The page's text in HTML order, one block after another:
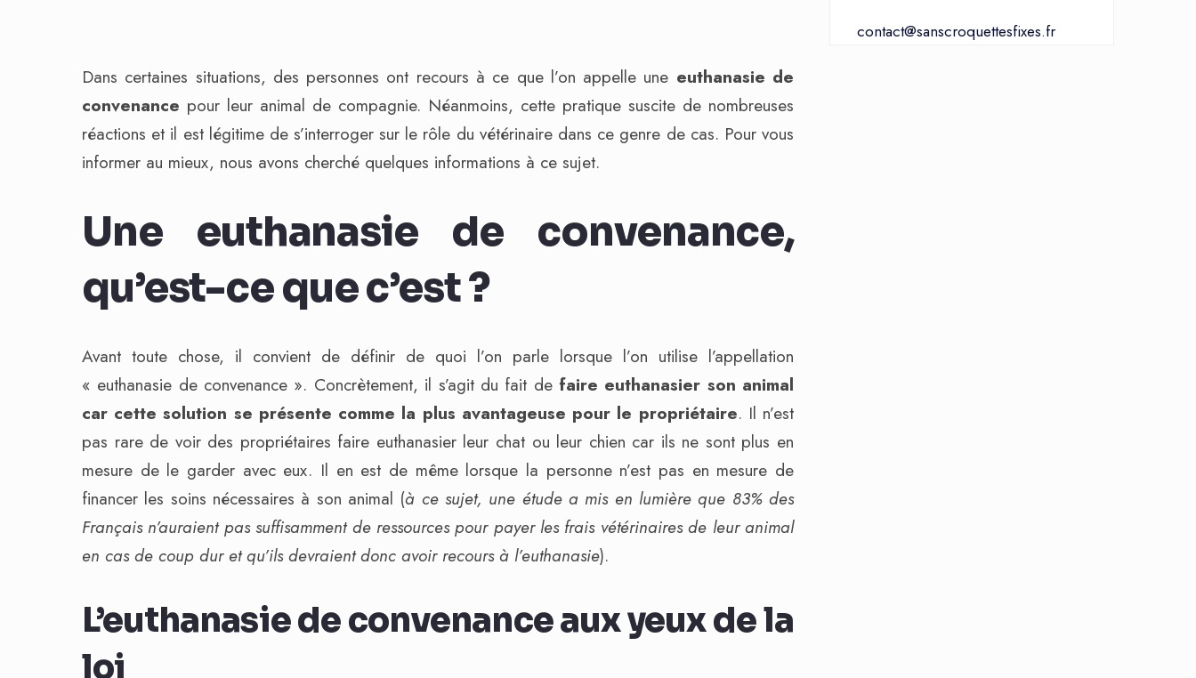
Dans certaines situations, des personnes ont recours à ce que l’on appelle une euthanasie de
convenance pour leur animal de compagnie. Néanmoins, cette pratique suscite de nombreuses
réactions et il est légitime de s’interroger sur le rôle du vétérinaire dans ce genre de cas. Pour vous
informer au mieux, nous avons cherché quelques informations à ce sujet.
Une euthanasie de convenance,
qu’est-ce que c’est ?
Avant toute chose, il convient de définir de quoi l’on parle lorsque l’on utilise l’appellation
« euthanasie de convenance ». Concrètement, il s’agit du fait defaire euthanasier son animal
car cette solution se présente comme la plus avantageuse pour le propriétaire. Il n’est
pas rare de voir des propriétaires faire euthanasier leur chat ou leur chien car ils ne sont plus en
mesure de le garder avec eux. Il en est de même lorsque la personne n’est pas en mesure de
financer les soins nécessaires à son animal (à ce sujet, une étude a mis en lumière que 83% des
Français n’auraient pas suffisamment de ressources pour payer les frais vétérinaires de leur animal
en cas de coup dur et qu’ils devraient donc avoir recours à l’euthanasie).
L’euthanasie de convenance aux yeux de la
loi
contact@sanscroquettesfixes.fr